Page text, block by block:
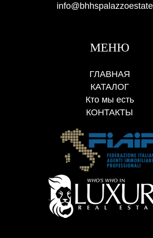
МЕНЮ
ГЛАВНАЯ
КАТАЛОГ
Кто мы есть
КОНТАКТЫ